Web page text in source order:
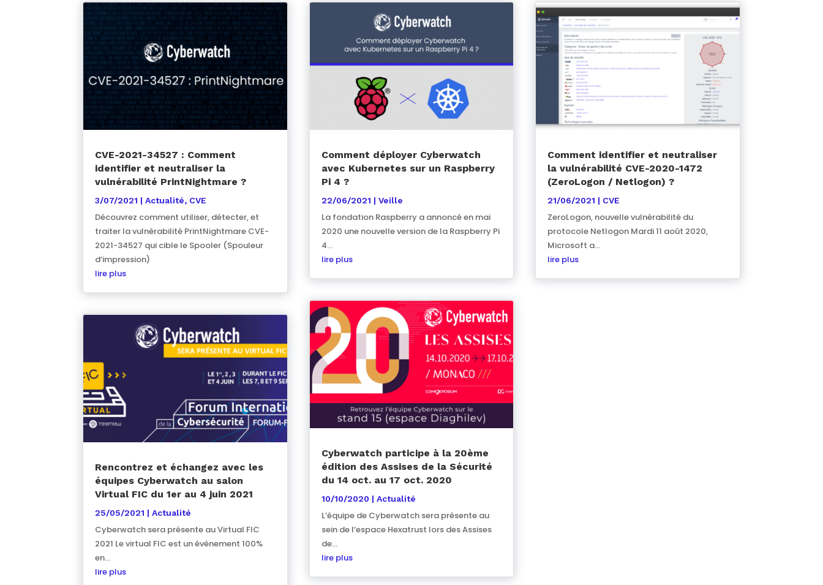
CVE-2021-34527 : Comment
identifier et neutraliser la
vulnérabilité PrintNightmare ?
3/07/2021 |Actualité, CVE
Découvrez comment utiliser, détecter, et
traiter la vulnérabilité PrintNightmare CVE-
2021-34527 qui cible le Spooler (Spouleur
d’impression)
lire plus
Rencontrez et échangez avec les
équipes Cyberwatch au salon
Virtual FIC du 1er au 4 juin 2021
25/05/2021 |Actualité
Cyberwatch sera présente au Virtual FIC
2021 Le virtual FIC est un événement 100%
en...
lire plus
Comment déployer Cyberwatch
avec Kubernetes sur un Raspberry
Pi 4 ?
22/06/2021 | Veille
La fondation Raspberry a annoncé en mai
2020 une nouvelle version de la Raspberry Pi
4...
lire plus
Cyberwatch participe à la 20ème
édition des Assises de la Sécurité
du 14 oct. au 17 oct. 2020
10/10/2020 | Actualité
L’équipe de Cyberwatch sera présente au
sein de l’espace Hexatrust lors des Assises
de...
lire plus
Comment identifier et neutraliser
la vulnérabilité CVE-2020-1472
(ZeroLogon / Netlogon) ?
21/06/2021 | CVE
ZeroLogon, nouvelle vulnérabilité du
protocole Netlogon Mardi 11 août 2020,
Microsoft a...
lire plus